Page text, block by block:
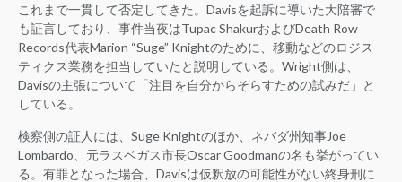
これまで一貫して否定してきた。Davisを起訴に導いた大陪審で
も証言しており、事件当夜はTupac ShakurおよびDeath Row
Records代表Marion “Suge” Knightのために、移動などのロジス
ティクス業務を担当していたと説明している。Wright側は、
Davisの主張について「注目を自分からそらすための試みだ」と
している。
検察側の証人には、Suge Knightのほか、ネバダ州知事Joe
Lombardo、元ラスベガス市長Oscar Goodmanの名も挙がってい
る。有罪となった場合、Davisは仮釈放の可能性がない終身刑に